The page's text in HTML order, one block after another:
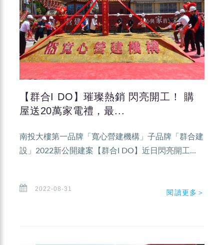
【群合I DO】璀璨熱銷 閃亮開工！ 購
屋送20萬家電禮，最...
南投大樓第一品牌「寬心營建機構」子品牌「群合建
設」2022新公開建案【群合I DO】近日閃亮開工...
2022-08-31 閱讀更多＞